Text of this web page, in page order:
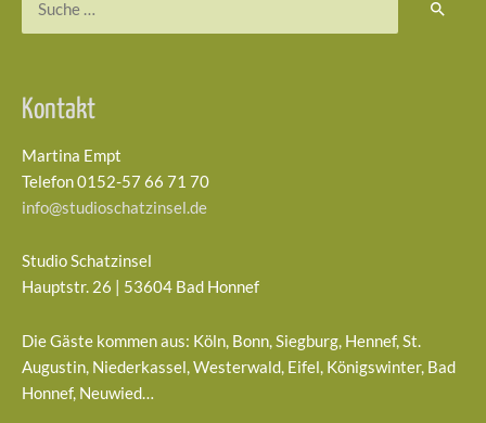
Kontakt
Martina Empt
Telefon 0152-57 66 71 70
info@studioschatzinsel.de
Studio Schatzinsel
Hauptstr. 26 | 53604 Bad Honnef
Die Gäste kommen aus: Köln, Bonn, Siegburg, Hennef, St.
Augustin, Niederkassel, Westerwald, Eifel, Königswinter, Bad
Honnef, Neuwied…